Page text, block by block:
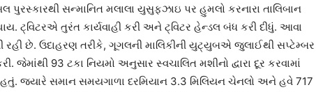
પુરસ્કારથી સન્માનિત મલાલા યુસુફઝાઇ પર હુમલો કરનારા તાલિબાન
તુરંત કાર્યવાહી કરી અને ટ્વિટર હેન્ડલ બંધ કરી દીધું. આવા
છે. ઉદાહરણ તરીકે, ગૂગલની માલિકીની યુટ્યુબએ જુલાઈથી સપ્ટેમ્બર
જેમાંથી 93 ટકા નિયમો અનુસાર સ્વચાલિત મશીનો દ્વારા દૂર કરવામાં
જ્યારે સમાન સમયગાળા દરમિયાન 3.3 મિલિયન ચેનલો અને હવે 717